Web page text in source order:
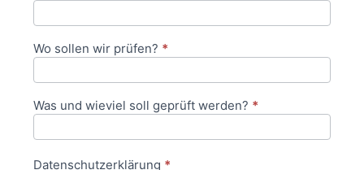
Wo sollen wir prüfen? *
Was und wieviel soll geprüft werden? *
Datenschutzerklärung *